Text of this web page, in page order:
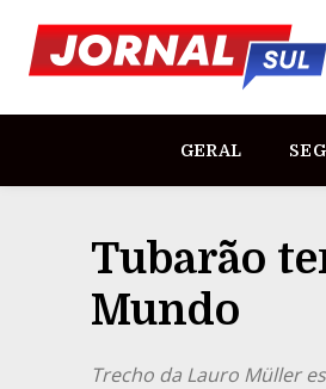
GERAL
Tubarão
Mundo
Trecho da Lauro Müller